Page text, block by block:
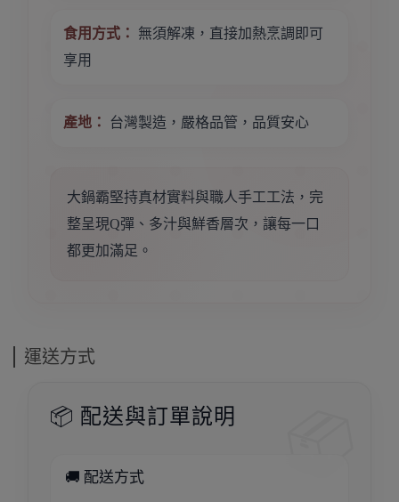
食用方式：
無須解凍，直接加熱烹調即可
享用
產地： 台灣製造，嚴格品管，品質安心
大鍋霸堅持真材實料與職人手工工法，完
整呈現Q彈、多汁與鮮香層次，讓每一口
都更加滿足。
運送方式
📦 配送與訂單說明
🚚 配送方式